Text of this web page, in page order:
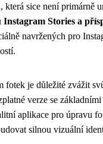
sice není primárně
Stories a
navržených pro
fotek je důležité zvážit
verze se
aplikace pro úpravu
silnou vizuální